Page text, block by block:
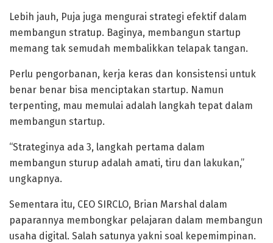
Lebih jauh, Puja juga mengurai strategi efektif dalam
membangun stratup. Baginya, membangun startup
memang tak semudah membalikkan telapak tangan.
Perlu pengorbanan, kerja keras dan konsistensi untuk
benar benar bisa menciptakan startup. Namun
terpenting, mau memulai adalah langkah tepat dalam
membangun startup.
“Strateginya ada 3, langkah pertama dalam
membangun sturup adalah amati, tiru dan lakukan,”
ungkapnya.
Sementara itu, CEO SIRCLO, Brian Marshal dalam
paparannya membongkar pelajaran dalam membangun
usaha digital. Salah satunya yakni soal kepemimpinan.